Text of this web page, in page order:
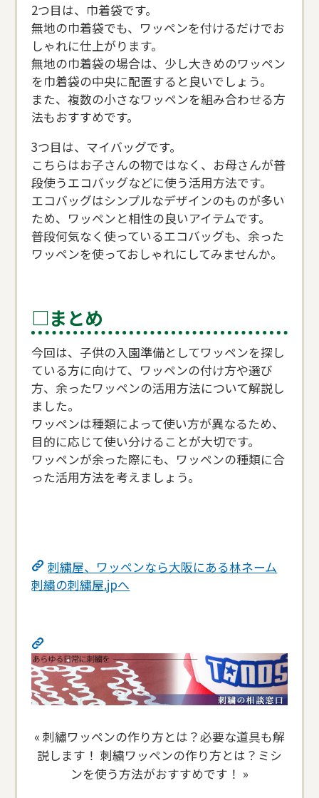
2つ目は、巾着袋です。
無地の巾着袋でも、ワッペンを付けるだけでお
しゃれに仕上がります。
無地の巾着袋の場合は、少し大きめのワッペン
を巾着袋の中央に配置すると良いでしょう。
また、複数の小さなワッペンを組み合わせる方
法もおすすめです。
3つ目は、マイバッグです。
こちらはお子さんの物ではなく、お母さんが普
段使うエコバッグなどに使う活用方法です。
エコバッグはシンプルなデザインのものが多い
ため、ワッペンと相性の良いアイテムです。
普段何気なく使っているエコバッグも、余った
ワッペンを使っておしゃれにしてみませんか。
□まとめ
今回は、子供の入園準備としてワッペンを探し
ている方に向けて、ワッペンの付け方や選び
方、余ったワッペンの活用方法について解説し
ました。
ワッペンは種類によって使い方が異なるため、
目的に応じて使い分けることが大切です。
ワッペンが余った際にも、ワッペンの種類に合
った活用方法を考えましょう。
刺繍屋、ワッペンなら大阪にある林ネーム
刺繍の刺繍屋.jpへ
« 刺繡ワッペンの作り方とは？必要な道具も解
説します！ 刺繍ワッペンの作り方とは？ミシ
ンを使う方法がおすすめです！ »